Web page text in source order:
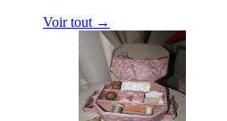
Voir tout →